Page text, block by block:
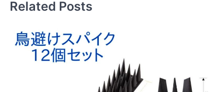
ビ
ー
シ
Related Posts